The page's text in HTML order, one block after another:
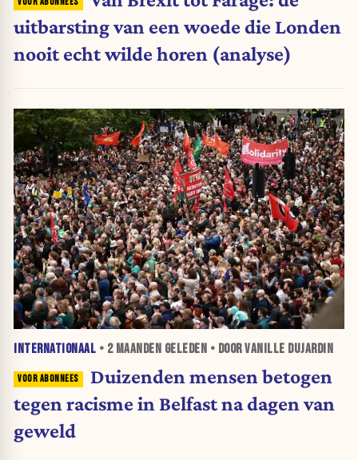
uitbarsting van een woede die Londen
nooit echt wilde horen (analyse)
INTERNATIONAAL • 2 MAANDEN GELEDEN • DOOR VANILLE DUJARDIN
Duizenden mensen betogen
tegen racisme in Belfast na dagen van
geweld